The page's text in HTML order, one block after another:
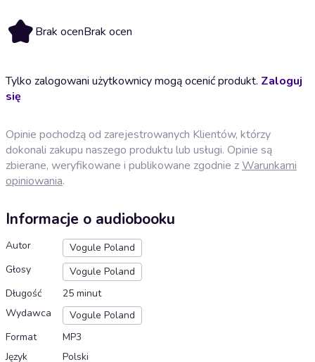
Brak ocenBrak ocen
Tylko zalogowani użytkownicy mogą ocenić produkt. Zaloguj
się
Opinie pochodzą od zarejestrowanych Klientów, którzy
dokonali zakupu naszego produktu lub usługi. Opinie są
zbierane, weryfikowane i publikowane zgodnie zWarunkami
opiniowania.
Informacje o audiobooku
Autor
Vogule Poland
Głosy
Vogule Poland
Długość
25 minut
Wydawca
Vogule Poland
Format
MP3
Język
Polski